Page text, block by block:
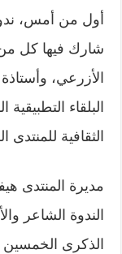
أول من أمس،
شارك فيها كل من
الأزرعي،
البلقاء
الثقافية
مديرة المنتدى
الندوة الشاعر
الذكرى الخمسين